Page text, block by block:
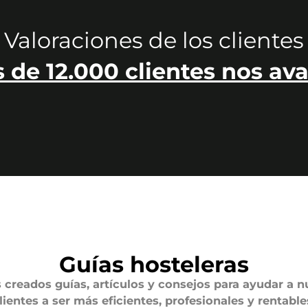
Valoraciones de los clientes
de 12.000 clientes nos
Guías hosteleras
creados guías, artículos y consejos para ayudar a
a ser más eficientes, profesionales y